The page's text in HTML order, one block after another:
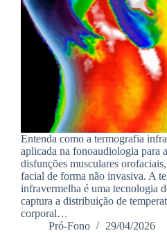
Entenda como a termografia
aplicada na fonoaudiologia para
disfunções musculares
facial de forma não invasiva. A
infravermelha é uma tecnologia
captura a distribuição de
corporal…
Pró-Fono
29/04/2026